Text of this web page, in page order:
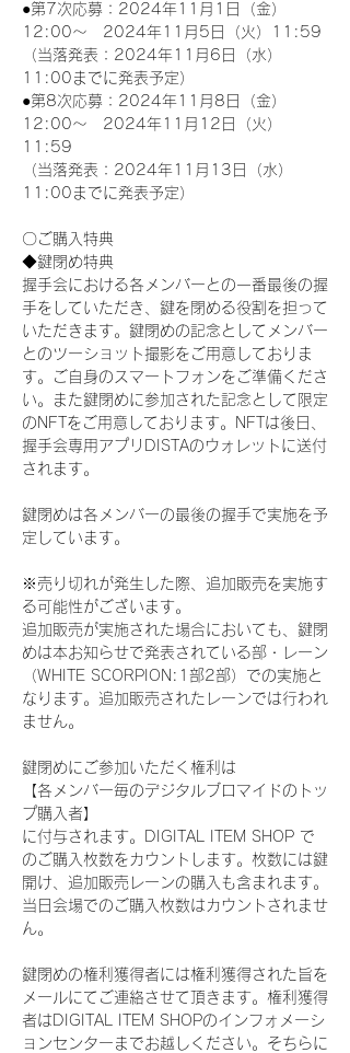
●第7次応募：2024年11月1日（金）
12:00～　2024年11月5日（火）11:59
（当落発表：2024年11月6日（水）
11:00までに発表予定）
●第8次応募：2024年11月8日（金）
12:00～　2024年11月12日（火）
11:59
（当落発表：2024年11月13日（水）
11:00までに発表予定）
〇ご購入特典
◆鍵閉め特典
握手会における各メンバーとの一番最後の握
手をしていただき、鍵を閉める役割を担って
いただきます。鍵閉めの記念としてメンバー
とのツーショット撮影をご用意しておりま
す。ご自身のスマートフォンをご準備くださ
い。また鍵閉めに参加された記念として限定
のNFTをご用意しております。NFTは後日、
握手会専用アプリDISTAのウォレットに送付
されます。
鍵閉めは各メンバーの最後の握手で実施を予
定しています。
※売り切れが発生した際、追加販売を実施す
る可能性がございます。
追加販売が実施された場合においても、鍵閉
めは本お知らせで発表されている部・レーン
（WHITE SCORPION:1部2部）での実施と
なります。追加販売されたレーンでは行われ
ません。
鍵閉めにご参加いただく権利は
【各メンバー毎のデジタルブロマイドのトッ
プ購入者】
に付与されます。DIGITAL ITEM SHOP で
のご購入枚数をカウントします。枚数には鍵
開け、追加販売レーンの購入も含まれます。
当日会場でのご購入枚数はカウントされませ
ん。
鍵閉めの権利獲得者には権利獲得された旨を
メールにてご連絡させて頂きます。権利獲得
者はDIGITAL ITEM SHOPのインフォメーシ
ョンセンターまでお越しください。そちらに